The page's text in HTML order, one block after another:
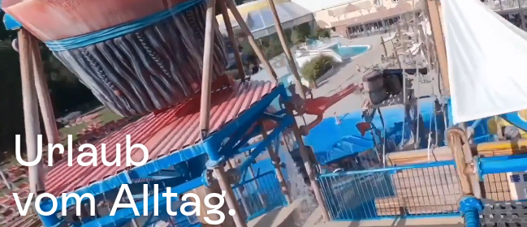
Urlaub
vom Alltag.